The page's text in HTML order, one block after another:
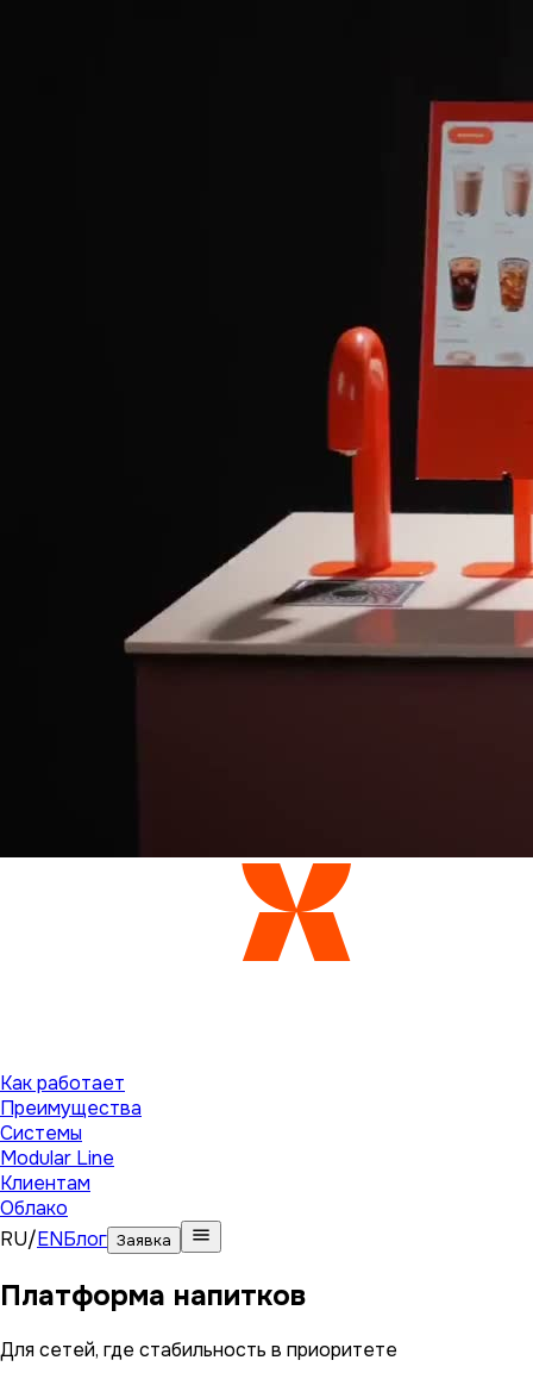
Как работает
Преимущества
Системы
Modular Line
Клиентам
Облако
RU/ENБлог Заявка
Платформа напитков
Для сетей, где стабильность в приоритете